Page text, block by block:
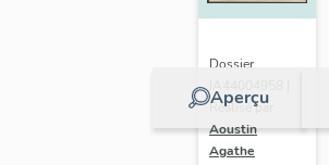
Aperçu
Dossier
Réalisé par
Aoustin
Agathe